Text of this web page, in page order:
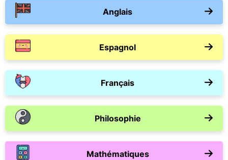
Anglais
Espagnol
Français
Philosophie
Mathématiques